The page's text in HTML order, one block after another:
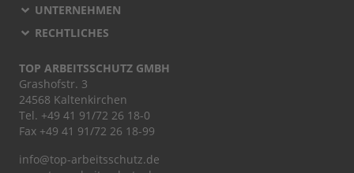
UNTERNEHMEN
RECHTLICHES
TOP ARBEITSSCHUTZ GMBH
Grashofstr. 3
24568 Kaltenkirchen
Tel. +49 41 91/72 26 18-0
Fax +49 41 91/72 26 18-99
info@top-arbeitsschutz.de